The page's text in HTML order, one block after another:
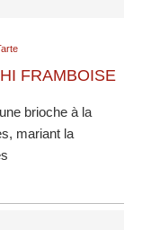
FRAMBOISE
brioche à la
mariant la